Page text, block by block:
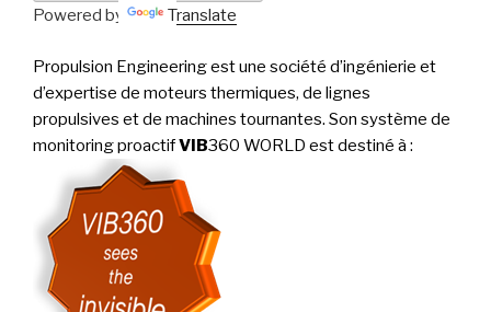
Powered by Translate
Propulsion Engineering est une société d’ingénierie et
d’expertise de moteurs thermiques, de lignes
propulsives et de machines tournantes. Son système de
monitoring proactifVIB360 WORLD est destiné à :